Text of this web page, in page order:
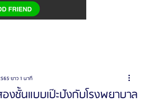
งชั้นแบบเป๊ะปังกับโรงพยาบาล
ยาว 1 นาที